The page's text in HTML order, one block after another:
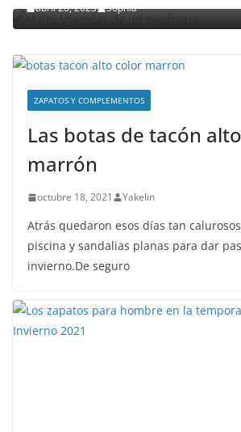
abril 28, 2023 Sophia
ZAPATOS Y COMPLEMENTOS
Las botas de tacón
marrón
octubre 18, 2021 Yakelin
Atrás quedaron esos días tan
piscina y sandalias planas para dar
invierno.De seguro